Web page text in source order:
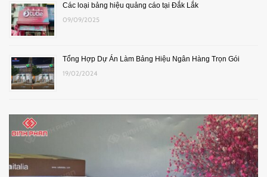
Các loại bảng hiệu quảng cáo tại Đắk Lắk
09/09/2025
Tổng Hợp Dự Án Làm Bảng Hiệu Ngân Hàng Trọn Gói
19/02/2024